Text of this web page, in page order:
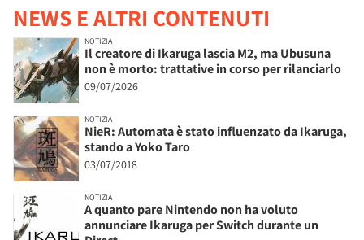
NEWS E ALTRI CONTENUTI
NOTIZIA
Il creatore di Ikaruga lascia M2, ma Ubusuna
non è morto: trattative in corso per rilanciarlo
09/07/2026
NOTIZIA
NieR: Automata è stato influenzato da Ikaruga,
stando a Yoko Taro
03/07/2018
NOTIZIA
A quanto pare Nintendo non ha voluto
annunciare Ikaruga per Switch durante un